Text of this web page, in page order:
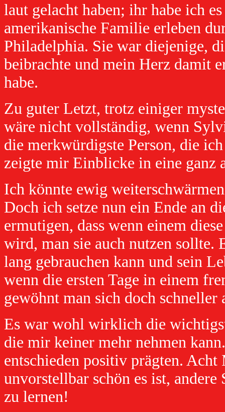
laut gelacht haben; ihr habe ich
amerikanische Familie erleben
Philadelphia. Sie war diejenige,
beibrachte und mein Herz damit
habe.
Zu guter Letzt, trotz einiger
wäre nicht vollständig, wenn
die merkwürdigste Person, die
zeigte mir Einblicke in eine ganz
Ich könnte ewig
Doch ich setze nun ein Ende an
ermutigen, dass wenn einem
wird, man sie auch nutzen sollte.
lang gebrauchen kann und sein
wenn die ersten Tage in einem
gewöhnt man sich doch schneller
Es war wohl wirklich die
die mir keiner mehr nehmen
entschieden positiv prägten.
unvorstellbar schön es ist,
zu lernen!